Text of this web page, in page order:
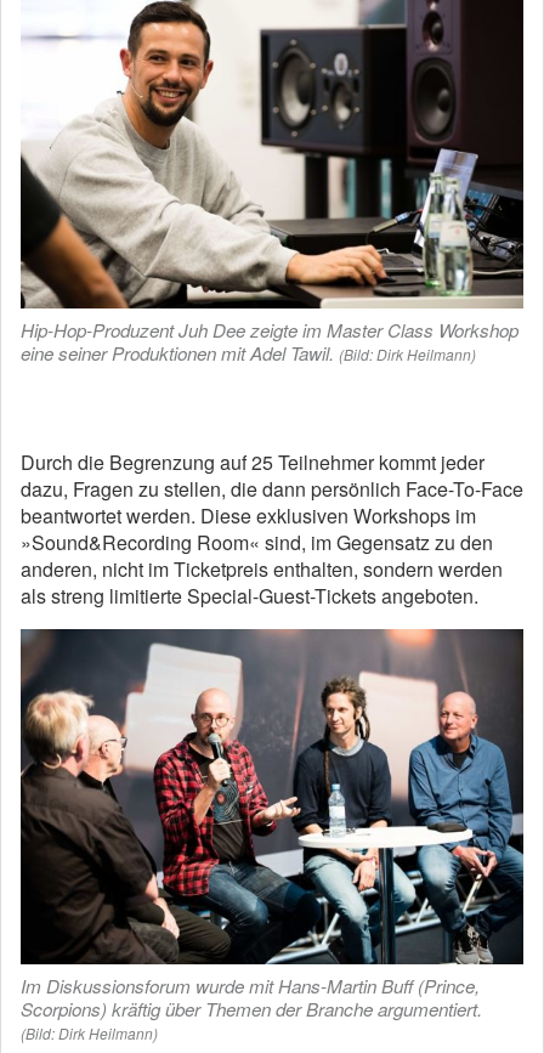
Hip-Hop-Produzent Juh Dee zeigte im Master Class Workshop
eine seiner Produktionen mit Adel Tawil. (Bild: Dirk Heilmann)
Durch die Begrenzung auf 25 Teilnehmer kommt jeder
dazu, Fragen zu stellen, die dann persönlich Face-To-Face
beantwortet werden. Diese exklusiven Workshops im
»Sound&Recording Room« sind, im Gegensatz zu den
anderen, nicht im Ticketpreis enthalten, sondern werden
als streng limitierte Special-Guest-Tickets angeboten.
Im Diskussionsforum wurde mit Hans-Martin Buff (Prince,
Scorpions) kräftig über Themen der Branche argumentiert.
(Bild: Dirk Heilmann)